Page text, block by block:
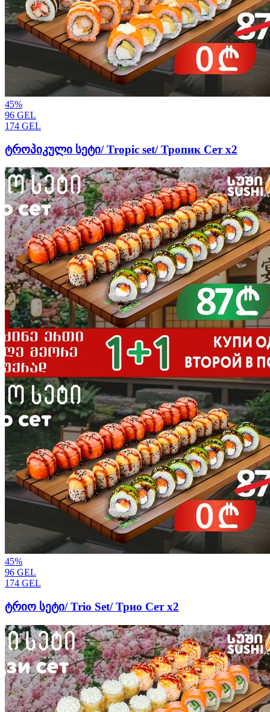
45%
96 GEL
174 GEL
ტროპიკული სეტი/ Tropic set/ Тропик Сет х2
45%
96 GEL
174 GEL
ტრიო სეტი/ Trio Set/ Трио Сет х2